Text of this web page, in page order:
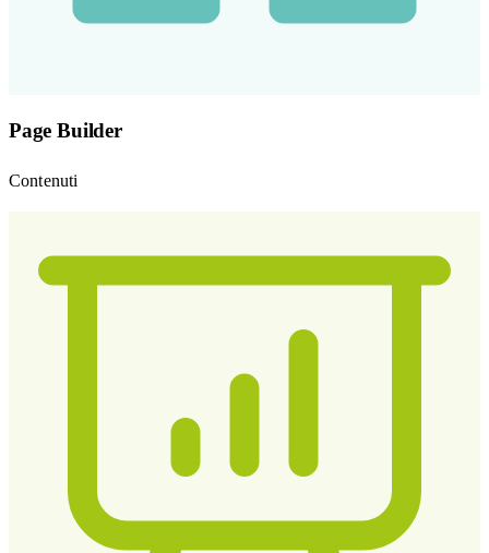
Page Builder
Contenuti